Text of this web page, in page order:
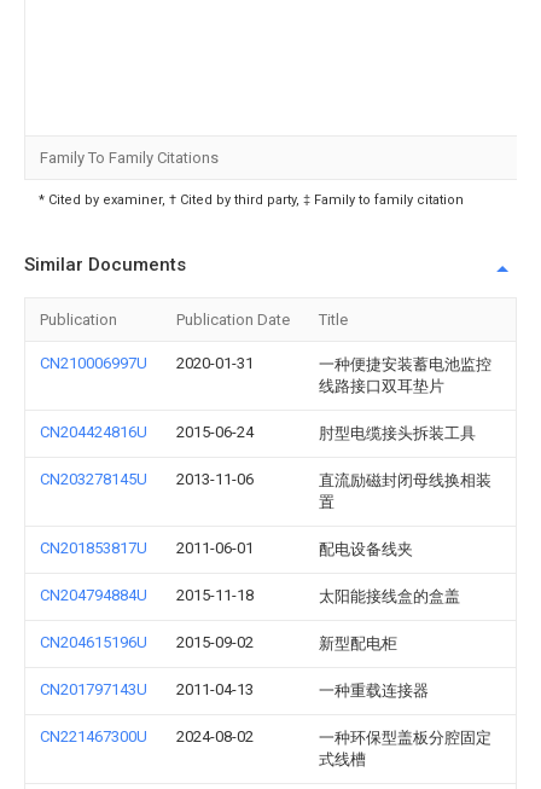
Family To Family Citations
* Cited by examiner, † Cited by third party, ‡ Family to family citation
Similar Documents
Publication Publication Date Title
CN210006997U 2020-01-31
一种便捷安装蓄电池监控
线路接口双耳垫片
CN204424816U 2015-06-24 肘型电缆接头拆装工具
CN203278145U 2013-11-06
直流励磁封闭母线换相装
置
CN201853817U 2011-06-01 配电设备线夹
CN204794884U 2015-11-18 太阳能接线盒的盒盖
CN204615196U 2015-09-02 新型配电柜
CN201797143U 2011-04-13 一种重载连接器
CN221467300U 2024-08-02
一种环保型盖板分腔固定
式线槽